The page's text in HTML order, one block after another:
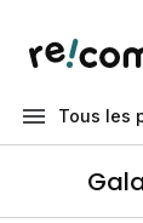
Tous les